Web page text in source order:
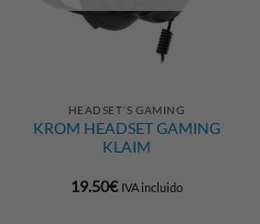
HEADSET´S GAMING
KROM HEADSET GAMING
KLAIM
19.50€ IVA incluido